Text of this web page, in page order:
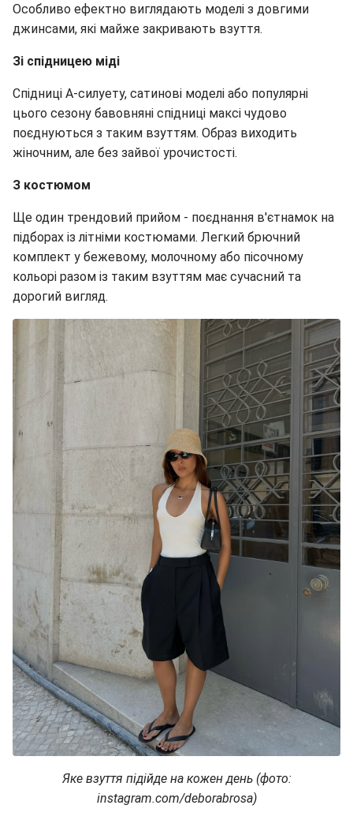
Особливо ефектно виглядають моделі з довгими
джинсами, які майже закривають взуття.
Зі спідницею міді
Спідниці А-силуету, сатинові моделі або популярні
цього сезону бавовняні спідниці максі чудово
поєднуються з таким взуттям. Образ виходить
жіночним, але без зайвої урочистості.
З костюмом
Ще один трендовий прийом - поєднання в'єтнамок на
підборах із літніми костюмами. Легкий брючний
комплект у бежевому, молочному або пісочному
кольорі разом із таким взуттям має сучасний та
дорогий вигляд.
Яке взуття підійде на кожен день (фото:
instagram.com/deborabrosa)